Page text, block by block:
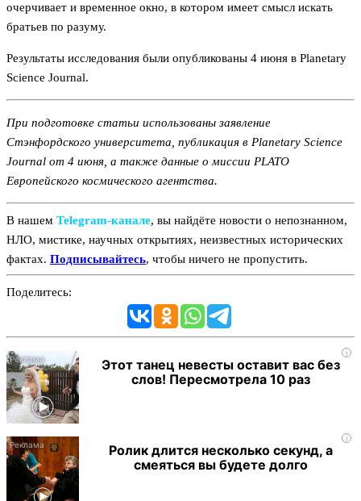
очерчивает и временное окно, в котором имеет смысл искать
братьев по разуму.
Результаты исследования были опубликованы 4 июня в Planetary
Science Journal.
При подготовке статьи использованы заявление
Стэнфордского университета, публикация в Planetary Science
Journal от 4 июня, а также данные о миссии PLATO
Европейского космического агентства.
В нашем Telegram‑канале, вы найдёте новости о непознанном,
НЛО, мистике, научных открытиях, неизвестных исторических
фактах. Подписывайтесь, чтобы ничего не пропустить.
Поделитесь:
i
Этот танец невесты оставит вас без
слов! Пересмотрела 10 раз
i
Ролик длится несколько секунд, а
смеяться вы будете долго